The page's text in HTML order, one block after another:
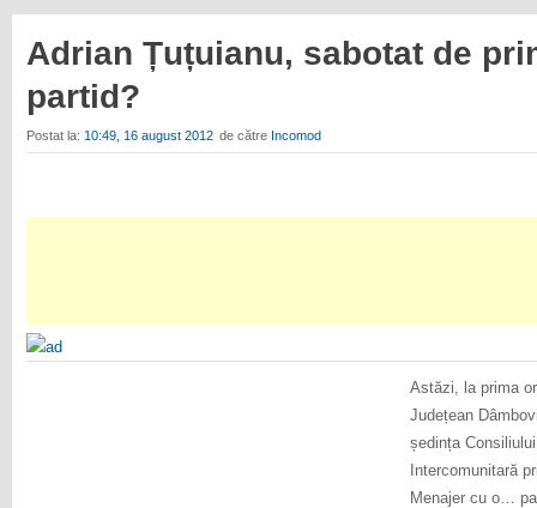
Adrian Țuțuianu, sabotat de
partid?
Postat la: 10:49, 16 august 2012 de către Incomod
Astăzi, la prima
Județean
ședința
Intercomunitară
Menajer cu o…